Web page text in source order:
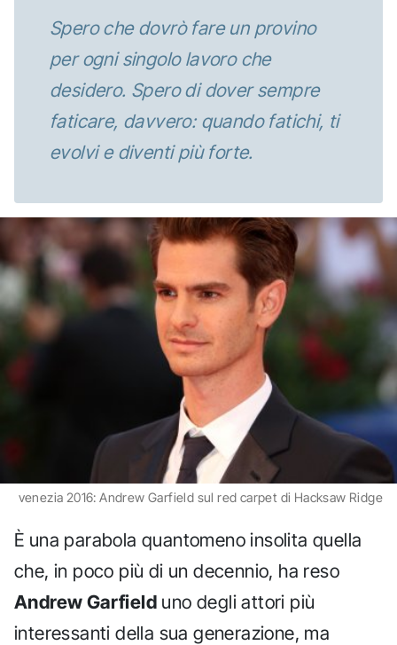
Spero che dovrò fare un provino
per ogni singolo lavoro che
desidero. Spero di dover sempre
faticare, davvero: quando fatichi, ti
evolvi e diventi più forte.
venezia 2016: Andrew Garfield sul red carpet di Hacksaw Ridge
È una parabola quantomeno insolita quella
che, in poco più di un decennio, ha reso
Andrew Garfield uno degli attori più
interessanti della sua generazione, ma